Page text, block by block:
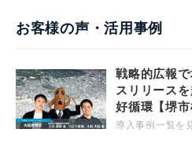
お客様の声・活用事例
戦略的広報
スリリース
好循環【堺市
導入事例一覧を